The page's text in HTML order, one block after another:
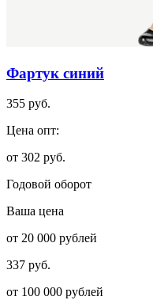
Фартук синий
355 руб.
Цена опт:
от 302 руб.
Годовой оборот
Ваша цена
от 20 000 рублей
337 руб.
от 100 000 рублей